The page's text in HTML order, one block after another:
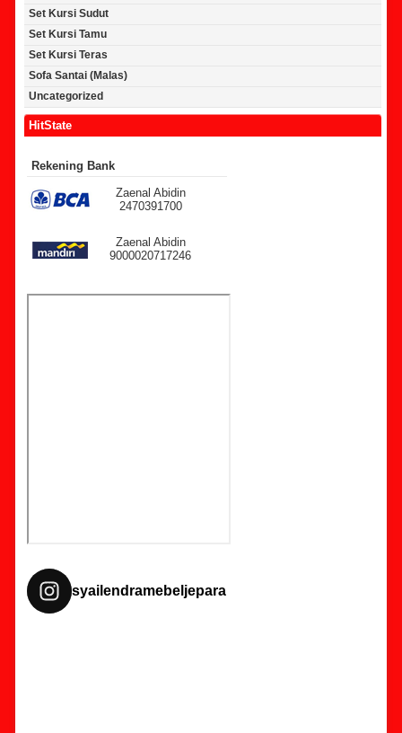
Set Kursi Sudut
Set Kursi Tamu
Set Kursi Teras
Sofa Santai (Malas)
Uncategorized
HitState
Rekening Bank
Zaenal Abidin
2470391700
Zaenal Abidin
9000020717246
syailendramebeljepara